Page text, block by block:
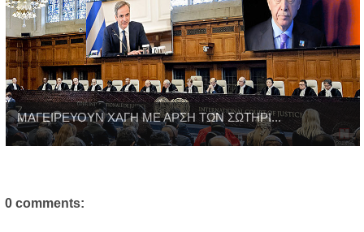
ΜΑΓΕΙΡΕΥΟΥΝ ΧΑΓΗ ΜΕ ΑΡΣΗ ΤΩΝ ΣΩΤΗΡΙ...
0 comments: